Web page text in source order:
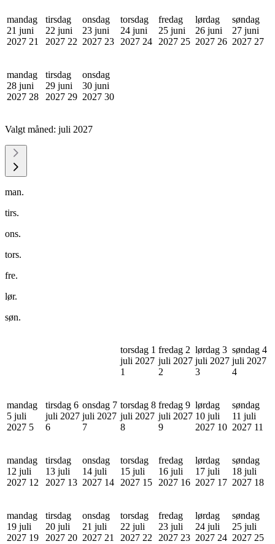
mandag
21 juni
2027 21
tirsdag
22 juni
2027 22
onsdag
23 juni
2027 23
torsdag
24 juni
2027 24
fredag
25 juni
2027 25
lørdag
26 juni
2027 26
søndag
27 juni
2027 27
mandag
28 juni
2027 28
tirsdag
29 juni
2027 29
onsdag
30 juni
2027 30
Valgt måned: juli 2027
man.
tirs.
ons.
tors.
fre.
lør.
søn.
torsdag 1
juli 2027
1
fredag 2
juli 2027
2
lørdag 3
juli 2027
3
søndag 4
juli 2027
4
mandag
5 juli
2027 5
tirsdag 6
juli 2027
6
onsdag 7
juli 2027
7
torsdag 8
juli 2027
8
fredag 9
juli 2027
9
lørdag
10 juli
2027 10
søndag
11 juli
2027 11
mandag
12 juli
2027 12
tirsdag
13 juli
2027 13
onsdag
14 juli
2027 14
torsdag
15 juli
2027 15
fredag
16 juli
2027 16
lørdag
17 juli
2027 17
søndag
18 juli
2027 18
mandag
19 juli
2027 19
tirsdag
20 juli
2027 20
onsdag
21 juli
2027 21
torsdag
22 juli
2027 22
fredag
23 juli
2027 23
lørdag
24 juli
2027 24
søndag
25 juli
2027 25